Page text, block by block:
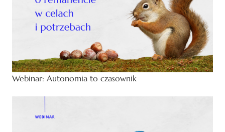
Webinar: Autonomia to czasownik